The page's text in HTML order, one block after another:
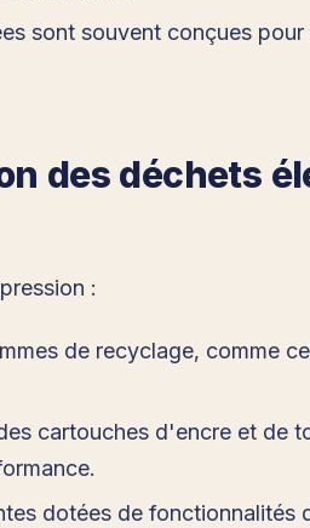
sont souvent conçues
des déchets
:
de recyclage, comme
cartouches d'encre et de
dotées de